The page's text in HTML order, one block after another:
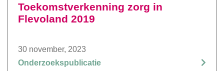
Toekomstverkenning zorg in
Flevoland 2019
30 november, 2023
Onderzoekspublicatie